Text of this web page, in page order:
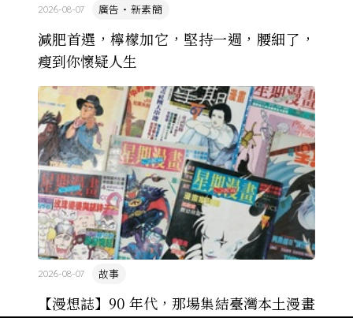
減肥首選，檸檬加它，堅持一週，腰細了，
瘦到你懷疑人生
廣告・新素簡
2026-08-07
【漫想誌】90 年代，那場集結臺灣本土漫畫
故事
2026-08-07